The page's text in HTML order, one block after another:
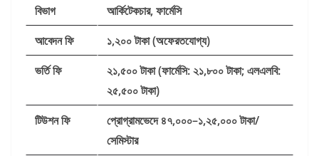
বিভাগ
আর্কিটেকচার,ফার্মেসি
আবেদনফি ১,২০০টাকা (অফেরতযোগ্য)
ভর্তিফি ২১,৫০০টাকা (ফার্মেসি:২১,৮০০টাকা;এলএলবি:
২৫,৫০০টাকা)
টিউশনফি প্রোগ্রামভেদে৪৭,০০০–১,২৫,০০০টাকা/
সেমিস্টার